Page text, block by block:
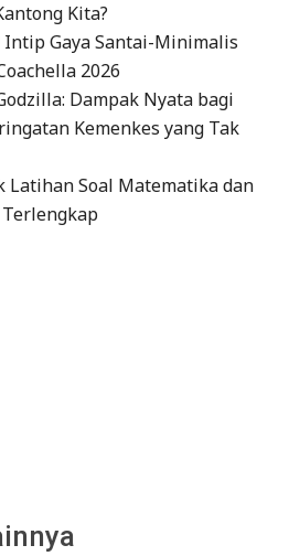
Kita?
Gaya Santai-Minimalis
2026
Dampak Nyata bagi
Kemenkes yang Tak
Latihan Soal Matematika dan